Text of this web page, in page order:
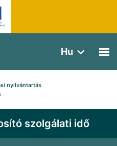
Hu
nyilvántartás
szolgálati idő